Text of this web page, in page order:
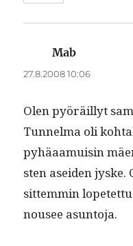
Mab
27.8.2008 10:06
Olen pyöräil­lyt
Tun­nel­ma oli
pyhäaa­muisin
s­ten asei­den
sit­tem­min
nousee asuntoja.